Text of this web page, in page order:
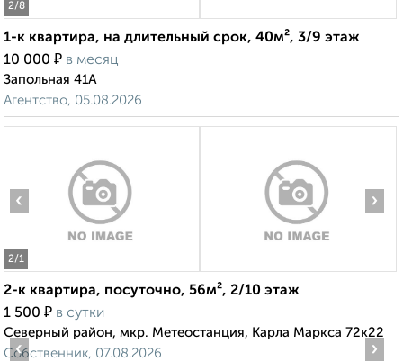
2/8
1-к квартира, на длительный срок, 40м², 3/9 этаж
10 000 ₽ в месяц
Запольная 41А
Агентство, 05.08.2026
2/1
‹ ›
2-к квартира, посуточно, 56м², 2/10 этаж
1 500 ₽ в сутки
Северный район, мкр. Метеостанция, Карла Маркса 72к22
Собственник, 07.08.2026
‹ ›